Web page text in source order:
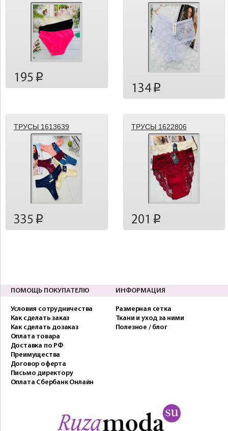
195 p
134p
ТРУСЫ 1613639
335 p
ТРУСЫ 1622806
201 p
ПОМОЩЬ ПОКУПАТЕЛЮ
Условия сотрудничества
Как сделать заказ
Как сделать дозаказ
Оплата товара
Доставка по РФ
Преимущества
Договор оферта
Письмо директору
Оплата Сбербанк Онлайн
ИНФОРМАЦИЯ
Размерная сетка
Ткани и уход за ними
Полезное / блог